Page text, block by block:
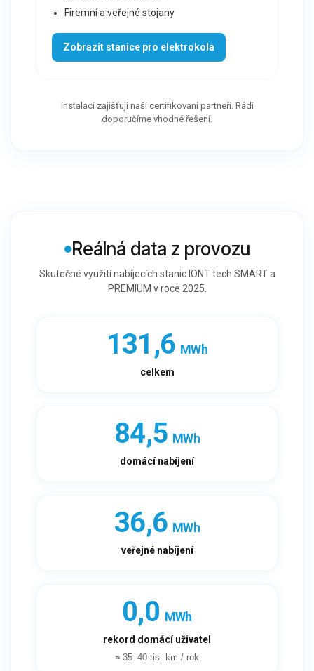
Firemní a veřejné stojany
Zobrazit stanice pro elektrokola
Instalaci zajišťují naši certifikovaní partneři. Rádi
doporučíme vhodné řešení.
Reálná data z provozu
Skutečné využití nabíjecích stanic IONT tech SMART a
PREMIUM v roce 2025.
131,6 MWh
celkem
84,6 MWh
domácí nabíjení
46,7 MWh
veřejné nabíjení
3,2 MWh
rekord domácí uživatel
≈ 35–40 tis. km / rok